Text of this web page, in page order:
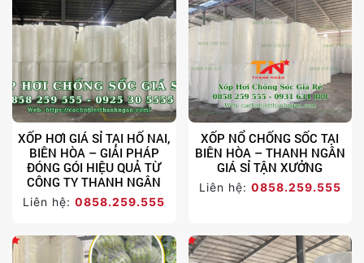
XỐP HƠI GIÁ SỈ TẠI HỐ NAI,
BIÊN HÒA – GIẢI PHÁP
ĐÓNG GÓI HIỆU QUẢ TỪ
CÔNG TY THANH NGÂN
Liên hệ:0858.259.555
XỐP NỔ CHỐNG SỐC TẠI
BIÊN HÒA – THANH NGÂN
GIÁ SỈ TẬN XƯỞNG
Liên hệ: 0858.259.555